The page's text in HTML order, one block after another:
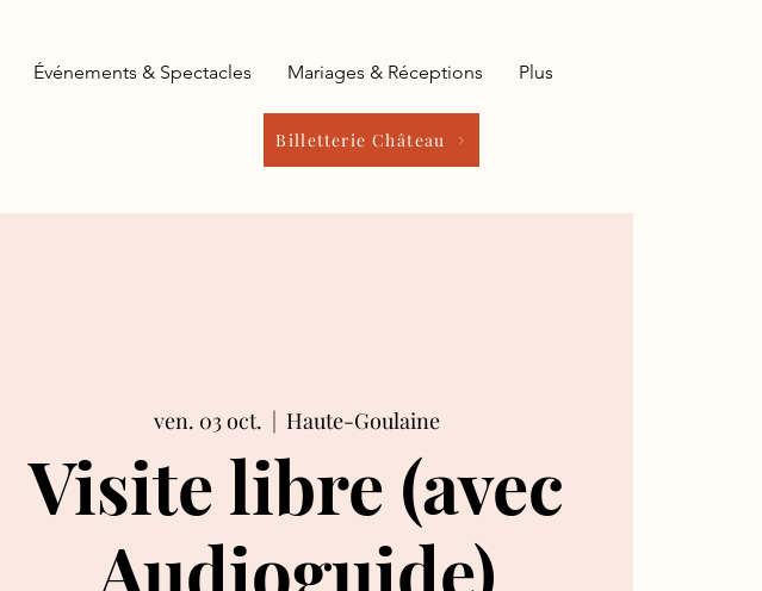
Billetterie Château
Événements & Spectacles Mariages & Réceptions Plus
ven. 03 oct.
  |
Haute-Goulaine
Visite libre (avec
Audioguide)